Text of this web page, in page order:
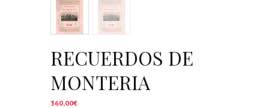
RECUERDOS DE
MONTERIA
360,00€